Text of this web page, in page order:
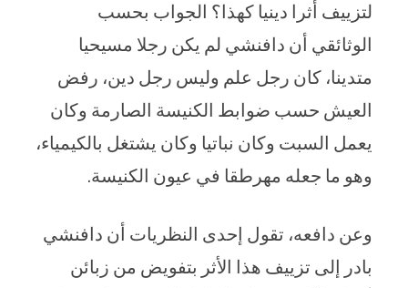
لتزييف أثرا دينيا كهذا؟ الجواب بحسب
الوثائقي أن دافنشي لم يكن رجلا مسيحيا
متدينا، كان رجل علم وليس رجل دين، رفض
العيش حسب ضوابط الكنيسة الصارمة وكان
يعمل السبت وكان نباتيا وكان يشتغل بالكيمياء،
وهو ما جعله مهرطقا في عيون الكنيسة.
وعن دافعه، تقول إحدى النظريات أن دافنشي
بادر إلى تزييف هذا الأثر بتفويض من زبائن